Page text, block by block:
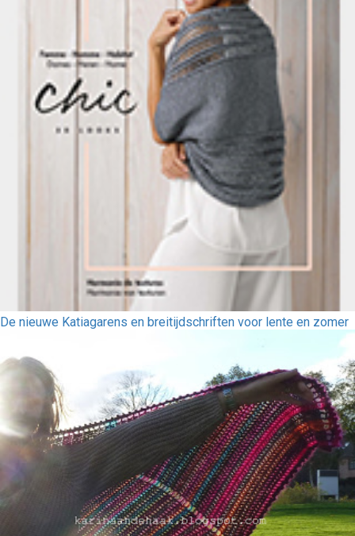
De nieuwe Katiagarens en breitijdschriften voor lente en zomer